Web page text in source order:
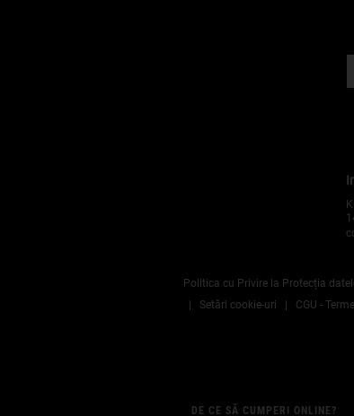
Politica cu Privire la Protecția
Setări cookie-uri
CGU -
DE CE SĂ CUMPERI ONLINE?